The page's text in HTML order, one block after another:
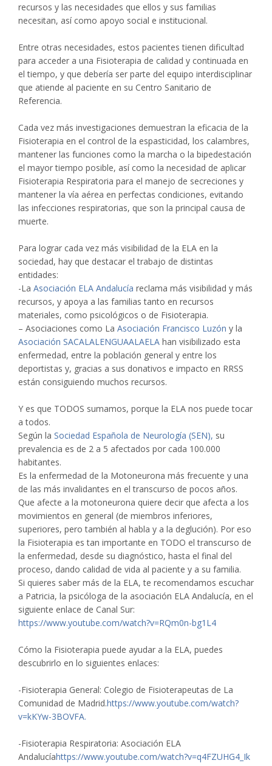
recursos y las necesidades que ellos y sus familias
necesitan, así como apoyo social e institucional.
Entre otras necesidades, estos pacientes tienen dificultad
para acceder a una Fisioterapia de calidad y continuada en
el tiempo, y que debería ser parte del equipo interdisciplinar
que atiende al paciente en su Centro Sanitario de
Referencia.
Cada vez más investigaciones demuestran la eficacia de la
Fisioterapia en el control de la espasticidad, los calambres,
mantener las funciones como la marcha o la bipedestación
el mayor tiempo posible, así como la necesidad de aplicar
Fisioterapia Respiratoria para el manejo de secreciones y
mantener la vía aérea en perfectas condiciones, evitando
las infecciones respiratorias, que son la principal causa de
muerte.
Para lograr cada vez más visibilidad de la ELA en la
sociedad, hay que destacar el trabajo de distintas
entidades:
-La Asociación ELA Andalucía reclama más visibilidad y más
recursos, y apoya a las familias tanto en recursos
materiales, como psicológicos o de Fisioterapia.
– Asociaciones como La Asociación Francisco Luzón y la
Asociación SACALALENGUAALAELA han visibilizado esta
enfermedad, entre la población general y entre los
deportistas y, gracias a sus donativos e impacto en RRSS
están consiguiendo muchos recursos.
Y es que TODOS sumamos, porque la ELA nos puede tocar
a todos.
Según la Sociedad Española de Neurología (SEN), su
prevalencia es de 2 a 5 afectados por cada 100.000
habitantes.
Es la enfermedad de la Motoneurona más frecuente y una
de las más invalidantes en el transcurso de pocos años.
Que afecte a la motoneurona quiere decir que afecta a los
movimientos en general (de miembros inferiores,
superiores, pero también al habla y a la deglución). Por eso
la Fisioterapia es tan importante en TODO el transcurso de
la enfermedad, desde su diagnóstico, hasta el final del
proceso, dando calidad de vida al paciente y a su familia.
Si quieres saber más de la ELA, te recomendamos escuchar
a Patricia, la psicóloga de la asociación ELA Andalucía, en el
siguiente enlace de Canal Sur:
https://www.youtube.com/watch?v=RQm0n-bg1L4
Cómo la Fisioterapia puede ayudar a la ELA, puedes
descubrirlo en lo siguientes enlaces:
-Fisioterapia General: Colegio de Fisioterapeutas de La
Comunidad de Madrid.https://www.youtube.com/watch?
v=kKYw-3BOVFA.
-Fisioterapia Respiratoria: Asociación ELA
Andalucíahttps://www.youtube.com/watch?v=q4FZUHG4_Ik